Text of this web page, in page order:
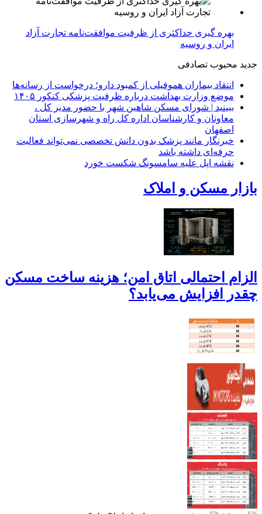
بهره گیری حداکثری از ظرفیت موافقت‌نامه تجارت آزاد
ایران و روسیه
جدید محبوب تصادفی
انتقاد بیماران هموفیلی از کمبود دارو؛ درخواست از رسانه‌ها
موضع وزارت بهداشت درباره ظرفیت پزشکی کنکور ۱۴۰۵
ببینید | شورای مسکن شاهین شهر با حضور مدیر کل ،
معاونان و کارشناسان اداره کل راه و شهرسازی استان
اصفهان
خبرنگار مانند پزشک بدون دانش تخصصی نمی‌تواند فعالیت
حرفه‌ای داشته باشد
نقشه اپل علیه سامسونگ شکست خورد
بازار مسکن و املاک
الزام احتمالی اتاق امن؛ هزینه ساخت مسکن
چقدر افزایش می‌یابد؟